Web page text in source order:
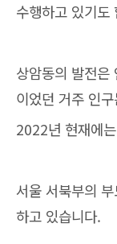
수행하고 있기도
상암동의 발전
이었던 거주 인
2022년 현재에
서울 서북부의
하고 있습니다.